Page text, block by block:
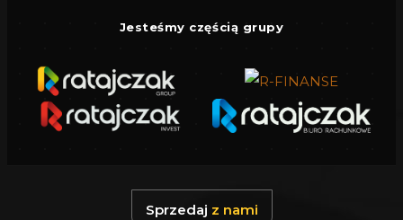
Jesteśmy częścią grupy
Sprzedaj z nami